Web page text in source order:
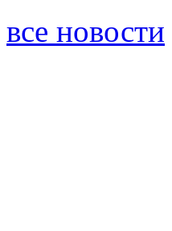
все новости